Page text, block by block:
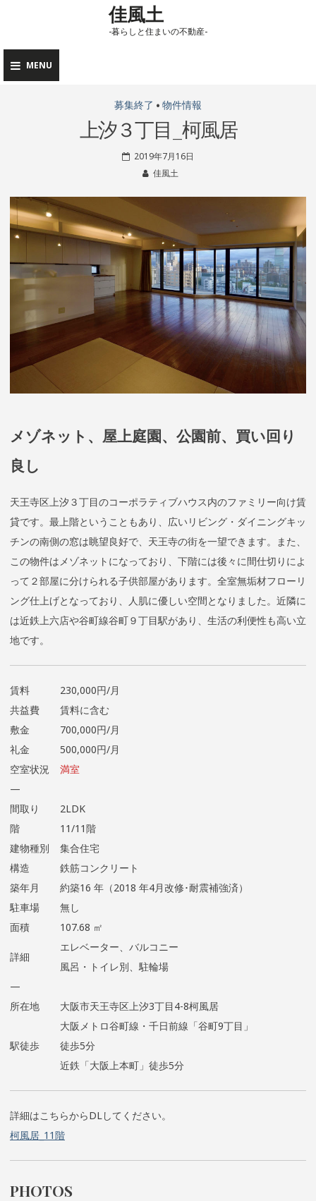
content
佳風土
-暮らしと住まいの不動産-
MENU
募集終了 • 物件情報
上汐３丁目_柯風居
2019年7月16日
佳風土
メゾネット、屋上庭園、公園前、買い回り
良し
天王寺区上汐３丁目のコーポラティブハウス内のファミリー向け賃
貸です。最上階ということもあり、広いリビング・ダイニングキッ
チンの南側の窓は眺望良好で、天王寺の街を一望できます。また、
この物件はメゾネットになっており、下階には後々に間仕切りによ
って２部屋に分けられる子供部屋があります。全室無垢材フローリ
ング仕上げとなっており、人肌に優しい空間となりました。近隣に
は近鉄上六店や谷町線谷町９丁目駅があり、生活の利便性も高い立
地です。
賃料
230,000円/月
共益費
賃料に含む
敷金
700,000円/月
礼金
500,000円/月
空室状況
満室
—
間取り
2LDK
階
11/11階
建物種別
集合住宅
構造
鉄筋コンクリート
築年月
約築16 年（2018 年4月改修･耐震補強済）
駐車場
無し
面積
107.68 ㎡
詳細
エレベーター、バルコニー
風呂・トイレ別、駐輪場
—
所在地
大阪市天王寺区上汐3丁目4-8柯風居
駅徒歩
大阪メトロ谷町線・千日前線「谷町9丁目」
徒歩5分
近鉄「大阪上本町」徒歩5分
詳細はこちらからDLしてください。
柯風居_11階
PHOTOS